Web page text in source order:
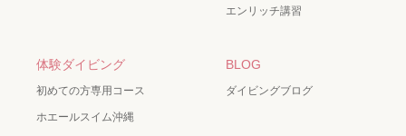
エンリッチ講習
体験ダイビング
初めての方専用コース
ホエールスイム沖縄
BLOG
ダイビングブログ